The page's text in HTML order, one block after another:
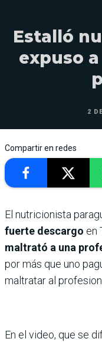
Estalló
expuso
2
Compartir en redes
El nutricionista
fuerte descargo en
maltrató a una
por más que uno
maltratar al
En el video, que se